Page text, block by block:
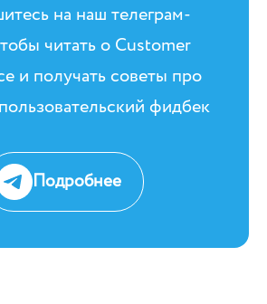
на наш телеграм-
читать о Customer
и получать советы про
фидбек
Подробнее